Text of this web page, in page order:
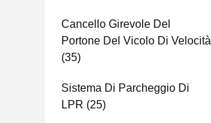
Cancello Girevole Del
Portone Del Vicolo Di Velocità
(35)
Sistema Di Parcheggio Di
LPR (25)